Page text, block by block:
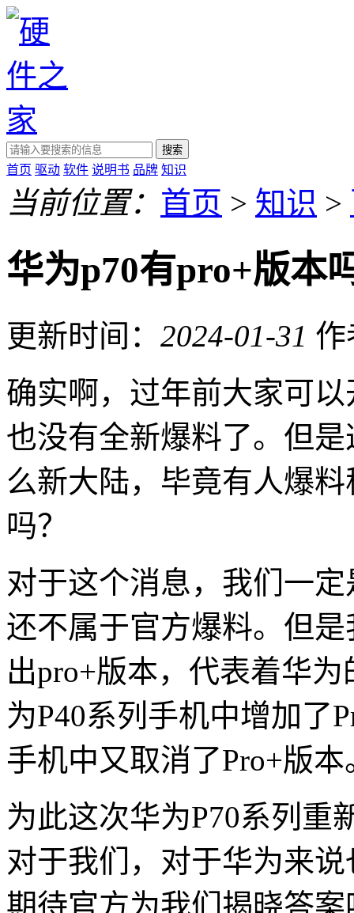
搜索
首页 驱动 软件 说明书 品牌 知识
当前位置： 首页 > 知识 >
华为p70有pro+版本
更新时间： 2024-01-31 作
确实啊，过年前大家可
也没有全新爆料了。但
么新大陆，毕竟有人爆
吗？
对于这个消息，我们一
还不属于官方爆料。但
出pro+版本，代表着华
为P40系列手机中增加了
手机中又取消了Pro+版本
为此这次华为P70系列重
对于我们，对于华为来
期待官方为我们揭晓答案